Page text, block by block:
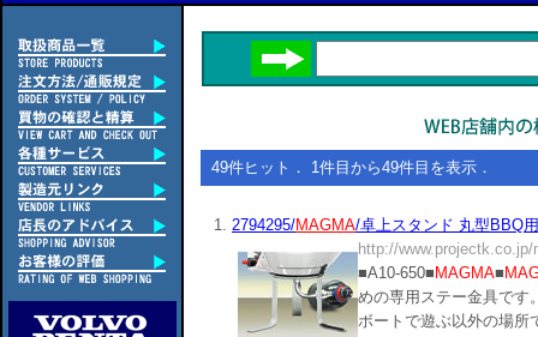
49件ヒット． 1件目から49件目を表示．
1. 2794295/MAGMA/卓上スタンド 丸型BBQ
http://
■A10-650■ MAGMA■
めの専用ステー金具です
ボートで遊ぶ以外の場所